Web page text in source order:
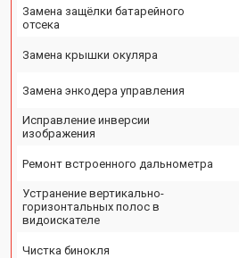
Замена защёлки батарейного
отсека
Замена крышки окуляра
Замена энкодера управления
Исправление инверсии
изображения
Ремонт встроенного дальнометра
Устранение вертикально-
горизонтальных полос в
видоискателе
Чистка бинокля